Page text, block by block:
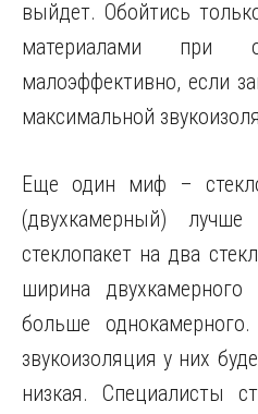
выйдет. Обойтись
материалами при
малоэффективно, если
максимальной
Еще один миф –
(двухкамерный) лучше
стеклопакет на два
ширина двухкамерного
больше
звукоизоляция у них
низкая. Специалисты